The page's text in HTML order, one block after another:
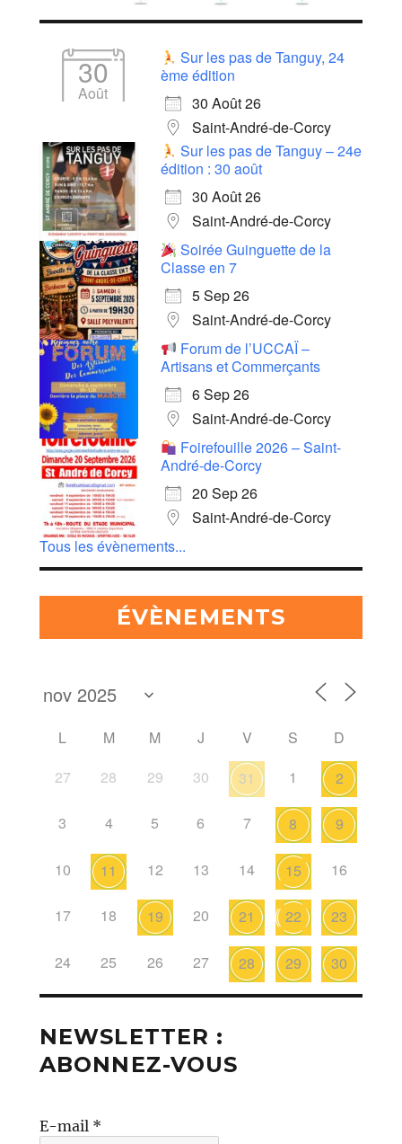
30
Août
Sur les pas de Tanguy, 24
ème édition
30 Août 26
Saint-André-de-Corcy
Sur les pas de Tanguy – 24e
édition : 30 août
30 Août 26
Saint-André-de-Corcy
Soirée Guinguette de la
Classe en 7
5 Sep 26
Saint-André-de-Corcy
Forum de l’UCCAÏ –
Artisans et Commerçants
6 Sep 26
Saint-André-de-Corcy
Foirefouille 2026 – Saint-
André-de-Corcy
20 Sep 26
Saint-André-de-Corcy
Tous les évènements...
ÉVÈNEMENTS
L M M J V S
D
27
28 29 30 31 1 2
3 4 5 6 7 8 9
10 11 12 13 14 15 16
17 18 19 20 21 22 23
24 25 26 27 28 29 30
NEWSLETTER :
ABONNEZ-VOUS
E-mail *